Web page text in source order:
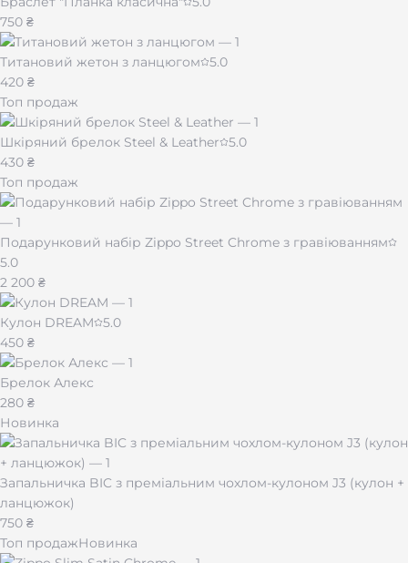
750 ₴
Титановий жетон з ланцюгом
5.0
420 ₴
Топ продаж
Шкіряний брелок Steel & Leather
5.0
430 ₴
Топ продаж
Подарунковий набір Zippo Street Chrome з гравіюванням
5.0
2 200 ₴
Кулон DREAM
5.0
450 ₴
Брелок Алекс
280 ₴
Новинка
Запальничка BIC з преміальним чохлом-кулоном J3 (кулон +
ланцюжок)
750 ₴
Топ продажНовинка